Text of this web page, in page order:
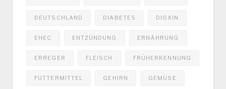
DEUTSCHLAND DIABETES DIOXIN
EHEC ENTZÜNDUNG ERNÄHRUNG
ERREGER FLEISCH FRÜHERKENNUNG
FUTTERMITTEL GEHIRN GEMÜSE